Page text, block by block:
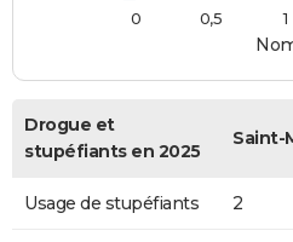
0
0,5 1
Drogue et
stupéfiants en 2025
Saint-
Usage de stupéfiants 2